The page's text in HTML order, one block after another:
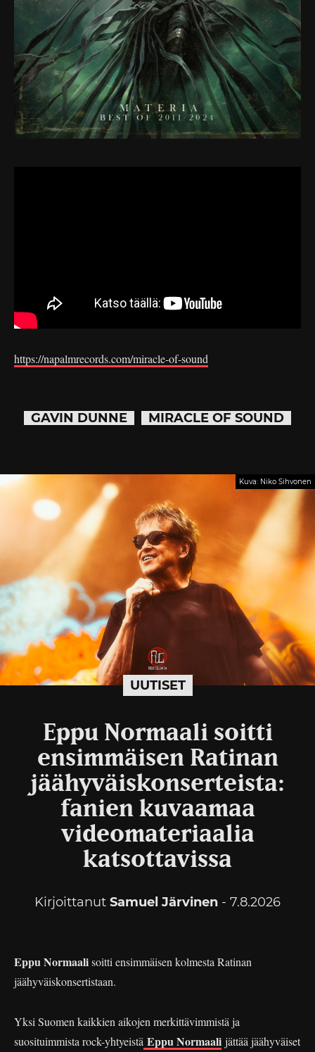
https://napalmrecords.com/miracle-of-sound
GAVIN DUNNE MIRACLE OF SOUND
UUTISET
Kuva: Niko Sihvonen
Eppu Normaali soitti
ensimmäisen Ratinan
jäähyväiskonserteista:
fanien kuvaamaa
videomateriaalia
katsottavissa
Kirjoittanut Samuel Järvinen - 7.8.2026
Eppu Normaalisoitti ensimmäisen kolmesta Ratinan
jäähyväiskonsertistaan.
Yksi Suomen kaikkien aikojen merkittävimmistä ja
suosituimmista rock-yhtyeistä Eppu Normaali jättää jäähyväiset